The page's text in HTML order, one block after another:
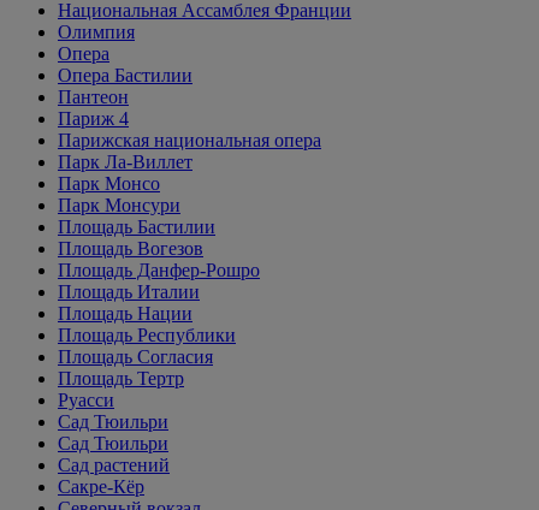
Национальная Ассамблея Франции
Олимпия
Опера
Опера Бастилии
Пантеон
Париж 4
Парижская национальная опера
Парк Ла-Виллет
Парк Монсо
Парк Монсури
Площадь Бастилии
Площадь Вогезов
Площадь Данфер-Рошро
Площадь Италии
Площадь Нации
Площадь Республики
Площадь Согласия
Площадь Тертр
Руасси
Сад Тюильри
Сад Тюильри
Сад растений
Сакре-Кёр